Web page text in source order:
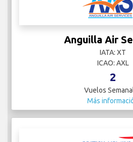
Anguilla Air
IATA: XT
ICAO: AXL
2
Vuelos
Más